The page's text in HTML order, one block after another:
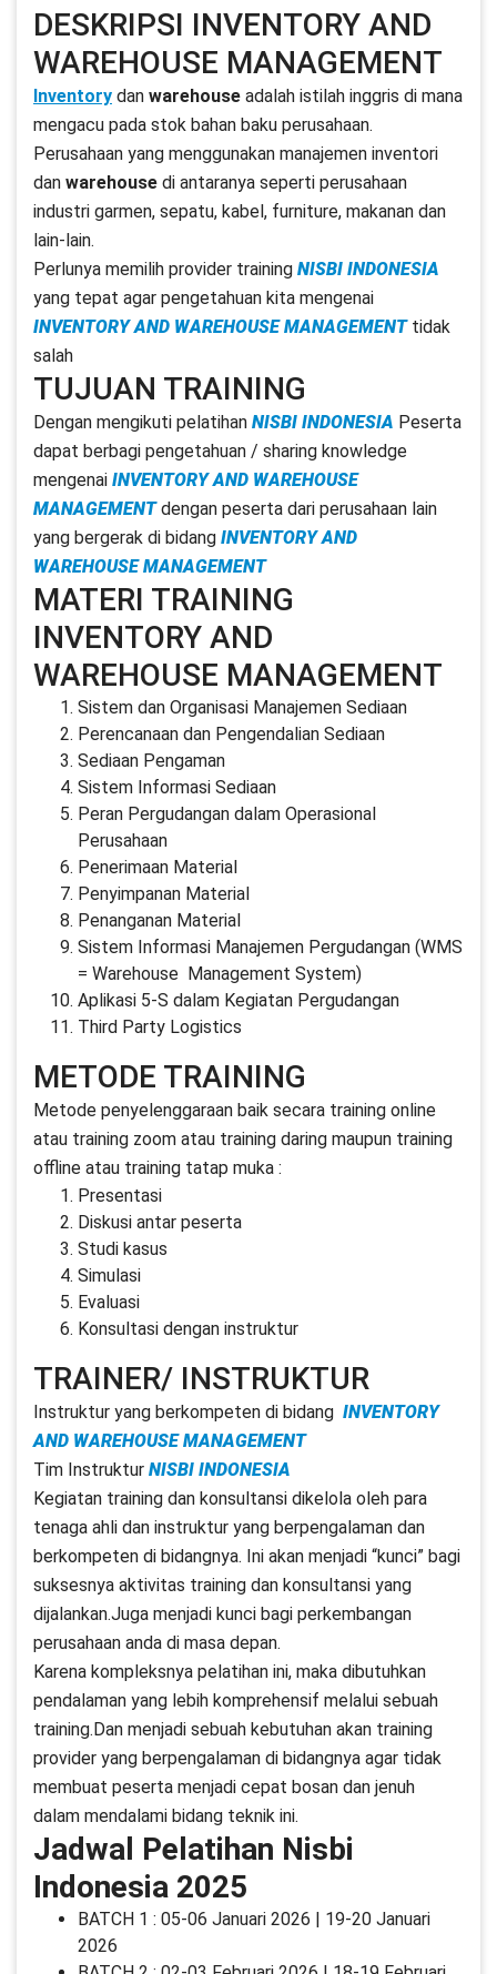
DESKRIPSI INVENTORY AND
WAREHOUSE MANAGEMENT
Inventory dan warehouse adalah istilah inggris di mana
mengacu pada stok bahan baku perusahaan.
Perusahaan yang menggunakan manajemen inventori
dan warehouse di antaranya seperti perusahaan
industri garmen, sepatu, kabel, furniture, makanan dan
lain-lain.
Perlunya memilih provider training NISBI INDONESIA
yang tepat agar pengetahuan kita mengenai
INVENTORY AND WAREHOUSE MANAGEMENT tidak
salah
TUJUAN TRAINING
Dengan mengikuti pelatihan NISBI INDONESIA Peserta
dapat berbagi pengetahuan / sharing knowledge
mengenai INVENTORY AND WAREHOUSE
MANAGEMENTdengan peserta dari perusahaan lain
yang bergerak di bidang INVENTORY AND
WAREHOUSE MANAGEMENT
MATERI TRAINING
INVENTORY AND
WAREHOUSE MANAGEMENT
Sistem dan Organisasi Manajemen Sediaan
Perencanaan dan Pengendalian Sediaan
Sediaan Pengaman
Sistem Informasi Sediaan
Peran Pergudangan dalam Operasional
Perusahaan
Penerimaan Material
Penyimpanan Material
Penanganan Material
Sistem Informasi Manajemen Pergudangan (WMS
= Warehouse Management System)
Aplikasi 5-S dalam Kegiatan Pergudangan
Third Party Logistics
METODE TRAINING
Metode penyelenggaraan baik secara training online
atau training zoom atau training daring maupun training
offline atau training tatap muka :
Presentasi
Diskusi antar peserta
Studi kasus
Simulasi
Evaluasi
Konsultasi dengan instruktur
TRAINER/ INSTRUKTUR
Instruktur yang berkompeten di bidang INVENTORY
AND WAREHOUSE MANAGEMENT
Tim Instruktur NISBI INDONESIA
Kegiatan training dan konsultansi dikelola oleh para
tenaga ahli dan instruktur yang berpengalaman dan
berkompeten di bidangnya. Ini akan menjadi “kunci” bagi
suksesnya aktivitas training dan konsultansi yang
dijalankan.Juga menjadi kunci bagi perkembangan
perusahaan anda di masa depan.
Karena kompleksnya pelatihan ini, maka dibutuhkan
pendalaman yang lebih komprehensif melalui sebuah
training.Dan menjadi sebuah kebutuhan akan training
provider yang berpengalaman di bidangnya agar tidak
membuat peserta menjadi cepat bosan dan jenuh
dalam mendalami bidang teknik ini.
Jadwal Pelatihan Nisbi
Indonesia 2025
BATCH 1 : 05-06 Januari 2026 | 19-20 Januari
2026